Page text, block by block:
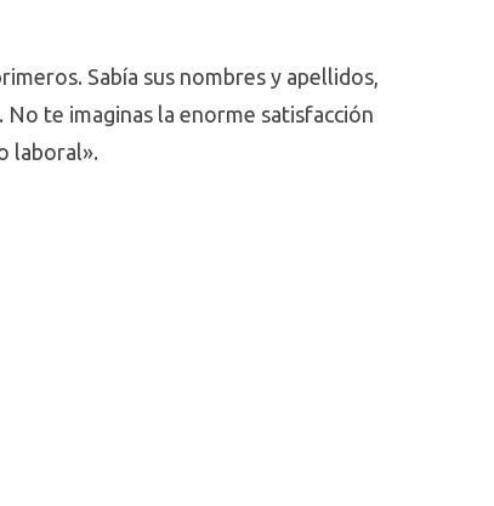
Sabía sus nombres y apellidos,
te imaginas la enorme satisfacción
laboral».